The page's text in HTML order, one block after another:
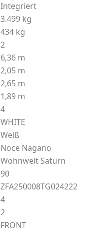
Integriert
3.499 kg
434 kg
2
6,36 m
2,05 m
2,65 m
1,89 m
4
WHITE
Weiß
Noce Nagano
Wohnwelt Saturn
90
ZFA250008TG024222
4
2
FRONT